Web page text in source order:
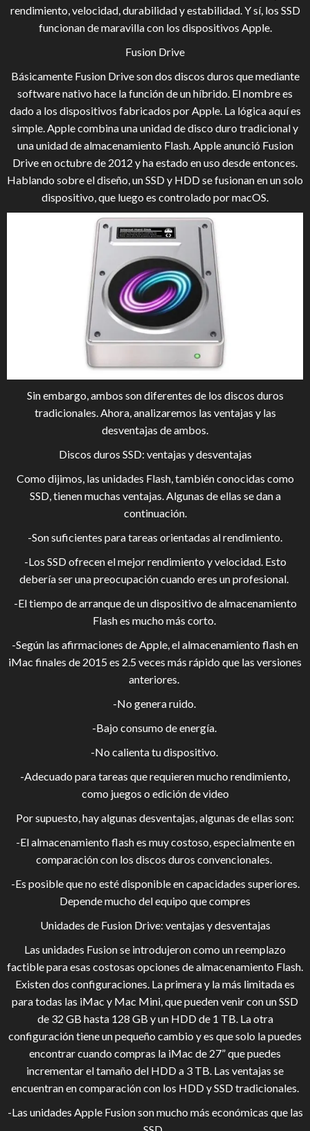
rendimiento, velocidad, durabilidad y estabilidad. Y sí, los SSD
funcionan de maravilla con los dispositivos Apple.
Fusion Drive
Básicamente Fusion Drive son dos discos duros que mediante
software nativo hace la función de un híbrido. El nombre es
dado a los dispositivos fabricados por Apple. La lógica aquí es
simple. Apple combina una unidad de disco duro tradicional y
una unidad de almacenamiento Flash. Apple anunció Fusion
Drive en octubre de 2012 y ha estado en uso desde entonces.
Hablando sobre el diseño, un SSD y HDD se fusionan en un solo
dispositivo, que luego es controlado por macOS.
Sin embargo, ambos son diferentes de los discos duros
tradicionales. Ahora, analizaremos las ventajas y las
desventajas de ambos.
Discos duros SSD: ventajas y desventajas
Como dijimos, las unidades Flash, también conocidas como
SSD, tienen muchas ventajas. Algunas de ellas se dan a
continuación.
-Son suficientes para tareas orientadas al rendimiento.
-Los SSD ofrecen el mejor rendimiento y velocidad. Esto
debería ser una preocupación cuando eres un profesional.
-El tiempo de arranque de un dispositivo de almacenamiento
Flash es mucho más corto.
-Según las afirmaciones de Apple, el almacenamiento flash en
iMac finales de 2015 es 2.5 veces más rápido que las versiones
anteriores.
-No genera ruido.
-Bajo consumo de energía.
-No calienta tu dispositivo.
-Adecuado para tareas que requieren mucho rendimiento,
como juegos o edición de video
Por supuesto, hay algunas desventajas, algunas de ellas son:
-El almacenamiento flash es muy costoso, especialmente en
comparación con los discos duros convencionales.
-Es posible que no esté disponible en capacidades superiores.
Depende mucho del equipo que compres
Unidades de Fusion Drive: ventajas y desventajas
Las unidades Fusion se introdujeron como un reemplazo
factible para esas costosas opciones de almacenamiento Flash.
Existen dos configuraciones. La primera y la más limitada es
para todas las iMac y Mac Mini, que pueden venir con un SSD
de 32 GB hasta 128 GB y un HDD de 1 TB. La otra
configuración tiene un pequeño cambio y es que solo la puedes
encontrar cuando compras la iMac de 27” que puedes
incrementar el tamaño del HDD a 3 TB. Las ventajas se
encuentran en comparación con los HDD y SSD tradicionales.
-Las unidades Apple Fusion son mucho más económicas que las